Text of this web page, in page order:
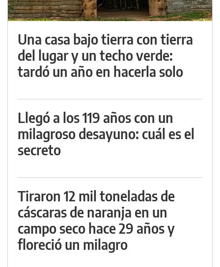
Una casa bajo tierra con tierra
del lugar y un techo verde:
tardó un año en hacerla solo
Llegó a los 119 años con un
milagroso desayuno: cuál es el
secreto
Tiraron 12 mil toneladas de
cáscaras de naranja en un
campo seco hace 29 años y
floreció un milagro